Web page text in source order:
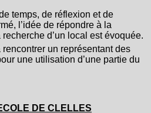
temps, de réflexion et de
l’idée de répondre à la
d’un local est évoquée.
un représentant des
une utilisation d’une partie du
DE CLELLES